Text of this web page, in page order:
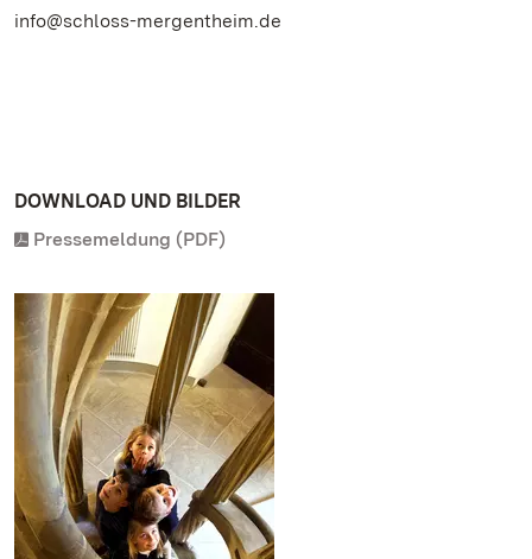
info@schloss-mergentheim.de
DOWNLOAD UND BILDER
Pressemeldung (PDF)